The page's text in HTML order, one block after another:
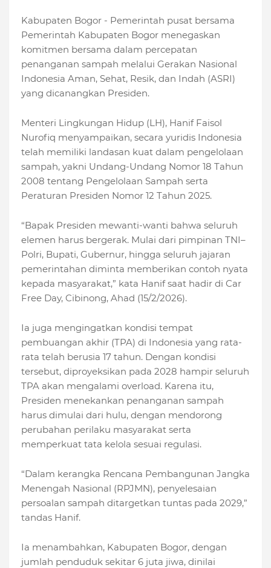
Kabupaten Bogor - Pemerintah pusat bersama
Pemerintah Kabupaten Bogor menegaskan
komitmen bersama dalam percepatan
penanganan sampah melalui Gerakan Nasional
Indonesia Aman, Sehat, Resik, dan Indah (ASRI)
yang dicanangkan Presiden.
Menteri Lingkungan Hidup (LH), Hanif Faisol
Nurofiq menyampaikan, secara yuridis Indonesia
telah memiliki landasan kuat dalam pengelolaan
sampah, yakni Undang-Undang Nomor 18 Tahun
2008 tentang Pengelolaan Sampah serta
Peraturan Presiden Nomor 12 Tahun 2025.
“Bapak Presiden mewanti-wanti bahwa seluruh
elemen harus bergerak. Mulai dari pimpinan TNI–
Polri, Bupati, Gubernur, hingga seluruh jajaran
pemerintahan diminta memberikan contoh nyata
kepada masyarakat,” kata Hanif saat hadir di Car
Free Day, Cibinong, Ahad (15/2/2026).
Ia juga mengingatkan kondisi tempat
pembuangan akhir (TPA) di Indonesia yang rata-
rata telah berusia 17 tahun. Dengan kondisi
tersebut, diproyeksikan pada 2028 hampir seluruh
TPA akan mengalami overload. Karena itu,
Presiden menekankan penanganan sampah
harus dimulai dari hulu, dengan mendorong
perubahan perilaku masyarakat serta
memperkuat tata kelola sesuai regulasi.
“Dalam kerangka Rencana Pembangunan Jangka
Menengah Nasional (RPJMN), penyelesaian
persoalan sampah ditargetkan tuntas pada 2029,”
tandas Hanif.
Ia menambahkan, Kabupaten Bogor, dengan
jumlah penduduk sekitar 6 juta jiwa, dinilai